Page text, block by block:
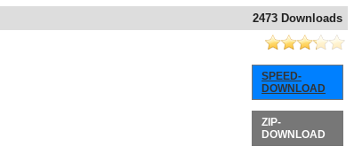
2473 Downloads
SPEED-
DOWNLOAD
ZIP-
DOWNLOAD